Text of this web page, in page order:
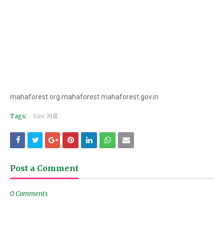
mahaforest.org mahaforest mahaforest.gov.in
Tags: Saw Mill
Post a Comment
0 Comments